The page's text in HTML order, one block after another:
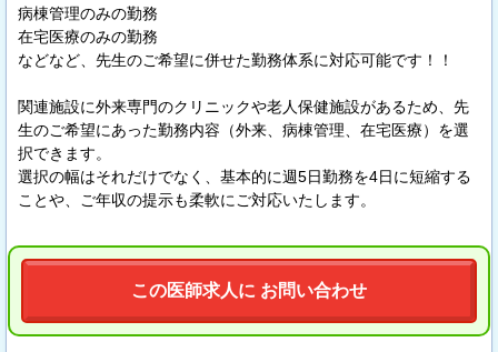
病棟管理のみの勤務
在宅医療のみの勤務
などなど、先生のご希望に併せた勤務体系に対応可能です！！
関連施設に外来専門のクリニックや老人保健施設があるため、先
生のご希望にあった勤務内容（外来、病棟管理、在宅医療）を選
択できます。
選択の幅はそれだけでなく、基本的に週5日勤務を4日に短縮する
ことや、ご年収の提示も柔軟にご対応いたします。
この医師求人に お問い合わせ